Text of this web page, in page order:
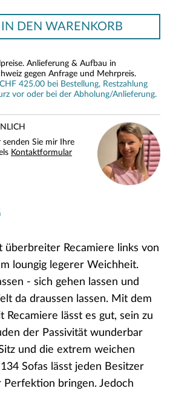
IN DEN WARENKORB
Anlieferung & Aufbau in
gegen Anfrage und Mehrpreis.
425.00 bei Bestellung, Restzahlung
vor oder bei der Abholung/Anlieferung.
senden Sie mir Ihre
Kontaktformular
überbreiter Recamiere links von
loungig legerer Weichheit.
- sich gehen lassen und
da draussen lassen. Mit dem
Recamiere lässt es gut, sein zu
der Passivität wunderbar
und die extrem weichen
Sofas lässt jeden Besitzer
Perfektion bringen. Jedoch